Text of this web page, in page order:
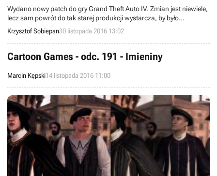
Wydano nowy patch do gry Grand Theft Auto IV. Zmian jest niewiele,
lecz sam powrót do tak starej produkcji wystarcza, by było
interesująco.
Krzysztof Sobiepan30 listopada 2016 13:02
Cartoon Games - odc. 191 - Imieniny
Marcin Kępski14 listopada 2016 11:00